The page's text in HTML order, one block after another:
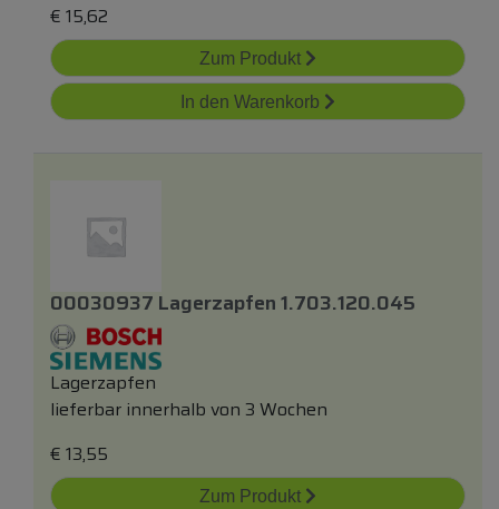
€ 15,62
Zum Produkt
In den Warenkorb
00030937 Lagerzapfen 1.703.120.045
Lagerzapfen
lieferbar innerhalb von 3 Wochen
€ 13,55
Zum Produkt